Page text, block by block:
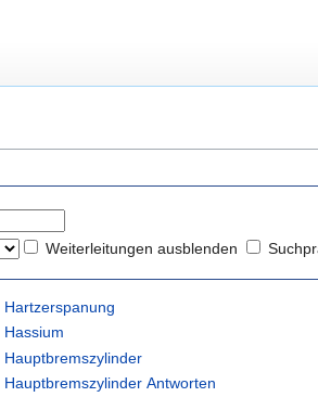
Weiterleitungen ausblenden
Hartzerspanung
Hassium
Hauptbremszylinder
Hauptbremszylinder Antworten